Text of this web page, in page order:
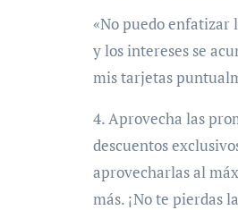
«No puedo enfatizar
y los intereses se
mis tarjetas
4. Aprovecha las
descuentos
aprovecharlas al
más. ¡No te pierdas